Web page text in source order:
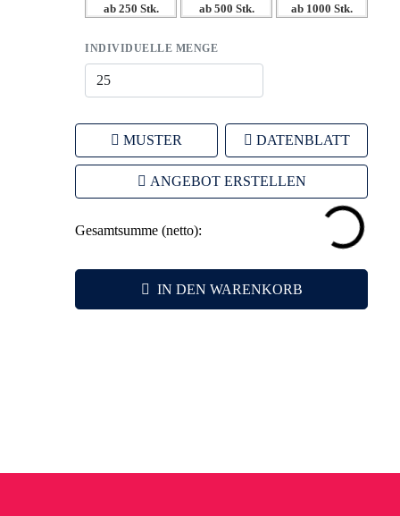
– Individuelle Gestaltungsmöglichkeiten für maximale
– Nachhaltigkeit als Teil Ihrer Markenidentität.
ab 250 Stk. ab 500 Stk. ab 1000 Stk.
INDIVIDUELLE MENGE
MUSTER DATENBLATT
ANGEBOT ERSTELLEN
Gesamtsumme (netto):
IN DEN WARENKORB